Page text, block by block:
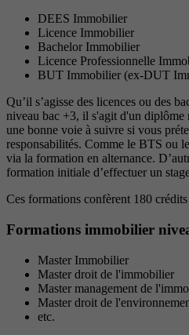
DEES Immobilier
Licence Immobilier
Bachelor Immobilier
Licence Professionnelle
BUT Immobilier (ex-DUT
Qu’il s’agisse des licences ou des
niveau bac +3, il s'agit d'un diplôme
une bonne voie à suivre si vous
responsabilités. Comme le BTS ou
via la formation en alternance.
formation initiale d’effectuer un
Ces formations confèrent 180
Formations immobilier
Master Immobilier
Master droit de l'immobilier
Master management de
Master droit de
etc.